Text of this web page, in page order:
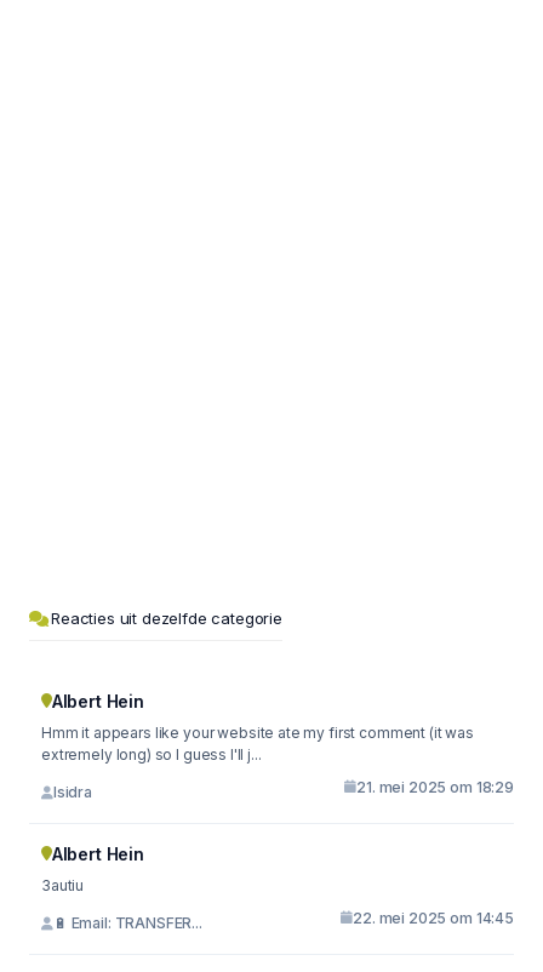
Reacties uit dezelfde categorie
Albert Hein
Hmm it appears like your website ate my first comment (it was
extremely long) so I guess I'll j...
Isidra 21. mei 2025 om 18:29
Albert Hein
3autiu
🔋 Email: TRANSFER... 22. mei 2025 om 14:45